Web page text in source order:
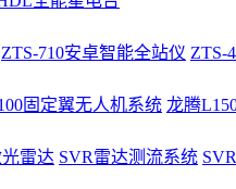
ZTS-710安卓智能全站仪 ZTS-
固定翼无人机系统 龙腾
雷达 SVR雷达测流系统